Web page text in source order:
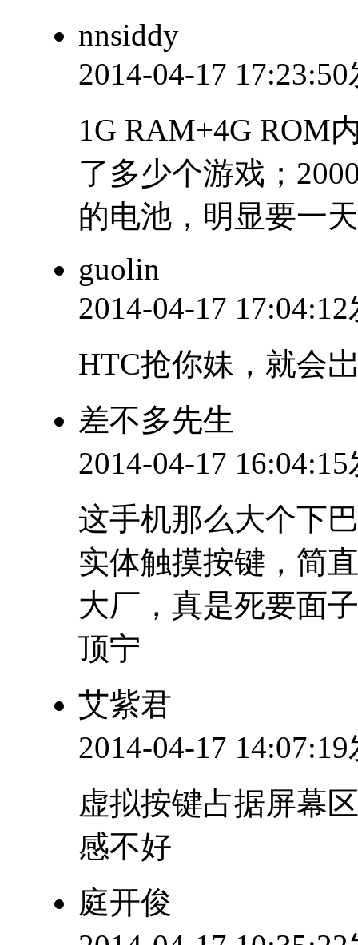
nnsiddy
2014-04-17
1G RAM+4G ROM
了多少个游戏；
的电池，明显要一
guolin
2014-04-17
HTC抢你妹，就会
差不多先生
2014-04-17
这手机那么大个下
实体触摸按键，简
大厂，真是死要面
顶宁
艾紫君
2014-04-17
虚拟按键占据屏幕
感不好
庭开俊